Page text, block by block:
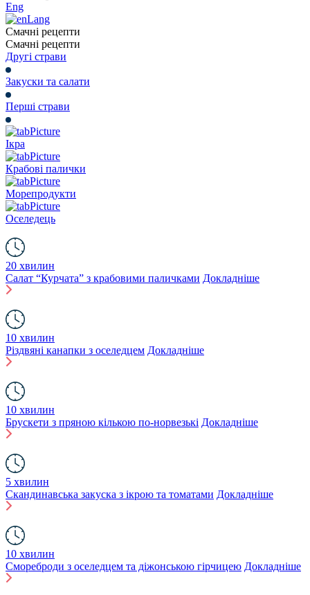
Eng
Смачні рецепти
Смачні рецепти
Другі страви
Закуски та салати
Перші страви
Ікра
Крабові палички
Морепродукти
Оселедець
20 хвилин
Салат “Курчата” з крабовими паличками Докладніше
10 хвилин
Різдвяні канапки з оселедцем Докладніше
10 хвилин
Брускети з пряною кількою по-норвезькі Докладніше
5 хвилин
Скандинавська закуска з ікрою та томатами Докладніше
10 хвилин
Смореброди з оселедцем та діжонською гірчицею Докладніше